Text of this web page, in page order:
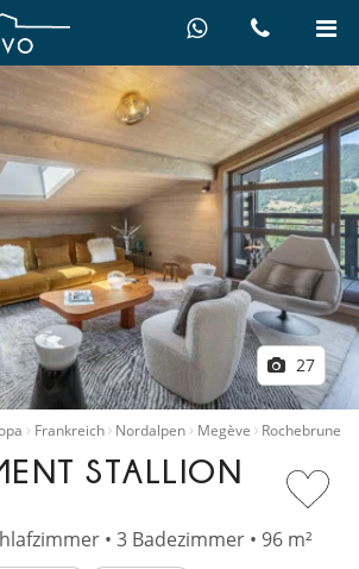
27
Frankreich Nordalpen Megève Rochebrune
STALLION
• 3 Badezimmer • 96 m²